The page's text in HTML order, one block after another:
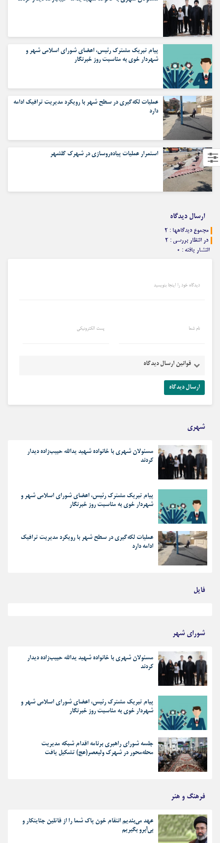
پیام تبریک مشترک رئیس، اعضای شورای اسلامی شهر و
شهردار خوی به مناسبت روز خبرنگار
عملیات لکه‌گیری در سطح شهر با رویکرد مدیریت ترافیک ادامه
دارد
استمرار عملیات پیاده‌روسازی در شهرک گلشهر
ارسال دیدگاه
مجموع دیدگاهها : ۲
در انتظار بررسی : ۲
انتشار یافته : ۰
دیدگاه خود را اینجا بنویسید
نام شما پست الکترونیکی
قوانین ارسال دیدگاه
شهری
مسئولان شهری با خانواده شهید یدالله حبیب‌زاده دیدار
کردند
پیام تبریک مشترک رئیس، اعضای شورای اسلامی شهر و
شهردار خوی به مناسبت روز خبرنگار
عملیات لکه‌گیری در سطح شهر با رویکرد مدیریت ترافیک
ادامه دارد
فایل
شورای شهر
مسئولان شهری با خانواده شهید یدالله حبیب‌زاده دیدار
کردند
پیام تبریک مشترک رئیس، اعضای شورای اسلامی شهر و
شهردار خوی به مناسبت روز خبرنگار
جلسه شورای راهبری برنامه اقدام شبکه مدیریت
محله‌محور در شهرک ولیعصر(عج) تشکیل یافت
فرهنگ و هنر
عهد می‌بندیم انتقام خون پاک شما را از قاتلین جنایتکار و
بی‌آبرو بگیریم